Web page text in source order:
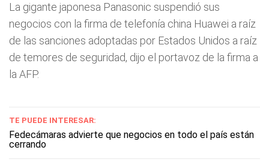
La gigante japonesa Panasonic suspendió sus
negocios con la firma de telefonía china Huawei a raíz
de las sanciones adoptadas por Estados Unidos a raíz
de temores de seguridad, dijo el portavoz de la firma a
la AFP.
TE PUEDE INTERESAR:
Fedecámaras advierte que negocios en todo el país están
cerrando